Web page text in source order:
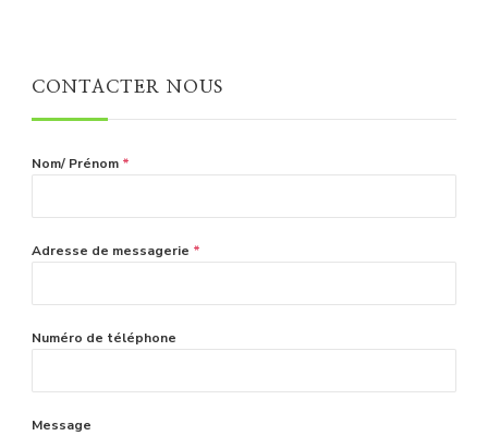
CONTACTER NOUS
Nom/ Prénom *
Adresse de messagerie *
Numéro de téléphone
Message